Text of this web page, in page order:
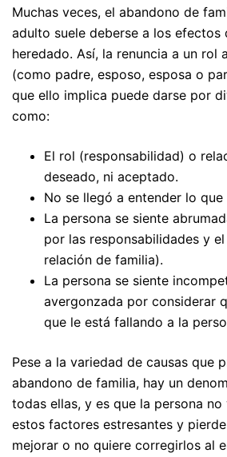
Muchas veces, el abandono de
adulto suele deberse a los efectos
heredado. Así, la renuncia a un rol
(como padre, esposo, esposa o
que ello implica puede darse por
como:
El rol (responsabilidad) o
deseado, ni aceptado.
No se llegó a entender lo
La persona se siente
por las responsabilidades y
relación de familia).
La persona se siente
avergonzada por considerar
que le está fallando a la
Pese a la variedad de causas que
abandono de familia, hay un
todas ellas, y es que la persona
estos factores estresantes y
mejorar o no quiere corregirlos al